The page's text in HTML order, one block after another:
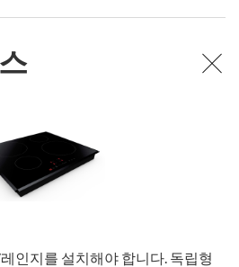
인지를 설치해야 합니다. 독립형